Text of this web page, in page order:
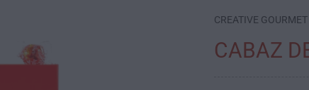
CREATIVE GOURMET
CABAZ